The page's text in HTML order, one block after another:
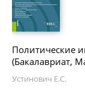
Политические
(Бакалавриат,
Устинович Е.С.